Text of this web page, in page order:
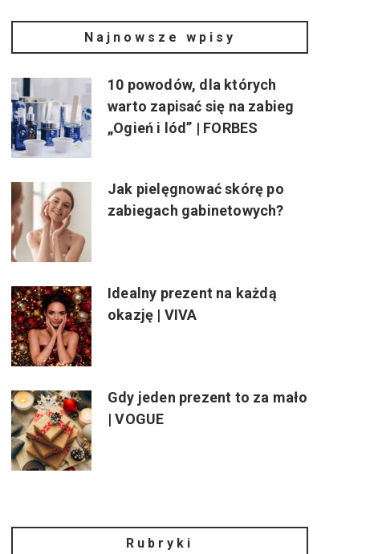
Najnowsze wpisy
10 powodów, dla których
warto zapisać się na zabieg
„Ogień i lód” | FORBES
Jak pielęgnować skórę po
zabiegach gabinetowych?
Idealny prezent na każdą
okazję | VIVA
Gdy jeden prezent to za mało
| VOGUE
Rubryki